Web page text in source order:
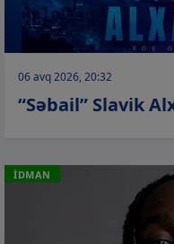
06 avq 2026, 20:32
“Səbail” Slavik
İDMAN